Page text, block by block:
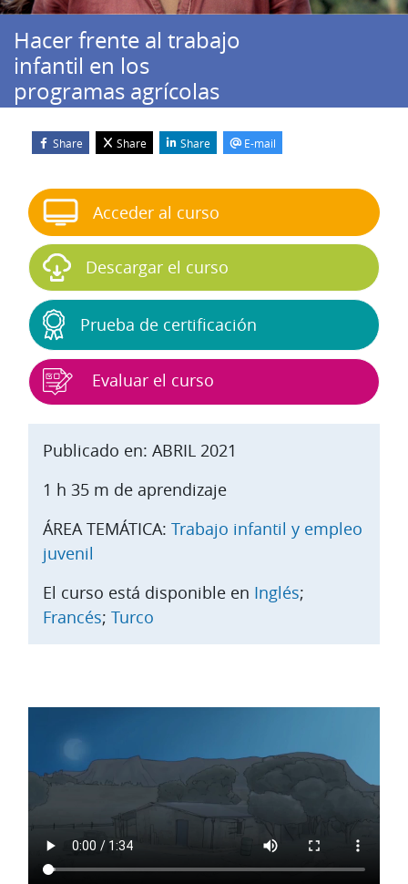
Hacer frente al trabajo
infantil en los
programas agrícolas
Share Share Share E-mail
Publicado en: ABRIL 2021
1 h 35 m de aprendizaje
ÁREA TEMÁTICA: Trabajo infantil y empleo
juvenil
El curso está disponible en Inglés;
Francés; Turco
Acceder al curso
Descargar el curso
Prueba de certificación
Evaluar el curso